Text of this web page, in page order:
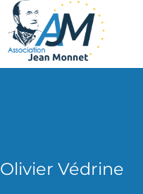
Olivier Védrine